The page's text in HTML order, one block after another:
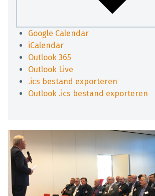
Google Calendar
iCalendar
Outlook 365
Outlook Live
.ics bestand exporteren
Outlook .ics bestand exporteren